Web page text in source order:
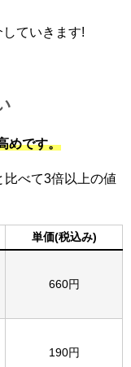
ていきます!
めです。
べて3倍以上の値
単価(税込み)
660円
190円